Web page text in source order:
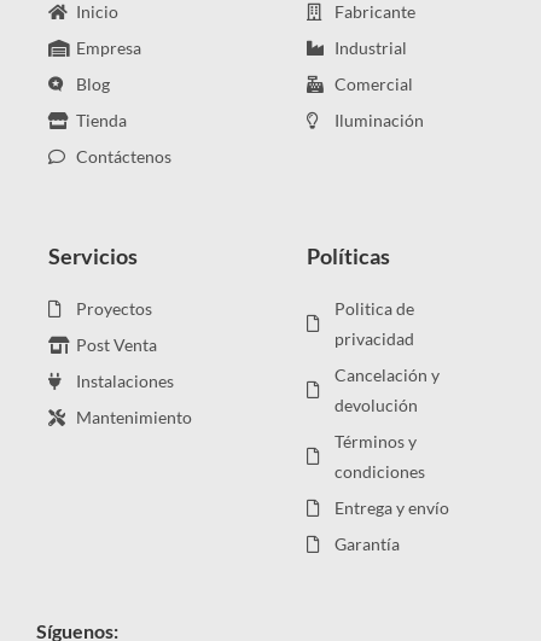
Inicio
Empresa
Blog
Tienda
Contáctenos
Fabricante
Industrial
Comercial
Iluminación
Servicios
Proyectos
Post Venta
Instalaciones
Mantenimiento
Políticas
Politica de
privacidad
Cancelación y
devolución
Términos y
condiciones
Entrega y envío
Garantía
Síguenos: